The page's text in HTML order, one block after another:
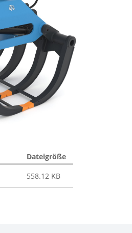
Dateigröße
558.12 KB